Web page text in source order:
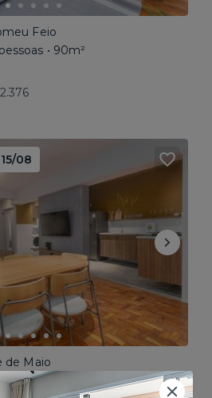
Feio
• 90m²
08
de Maio
• 160m²